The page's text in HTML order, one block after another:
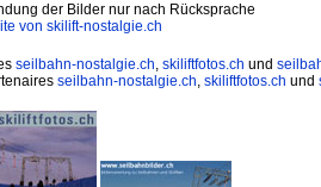
der Bilder nur nach Rücksprache
von skilift-nostalgie.ch
seilbahn-nostalgie.ch, skiliftfotos.ch und
seilbahn-nostalgie.ch, skiliftfotos.ch und